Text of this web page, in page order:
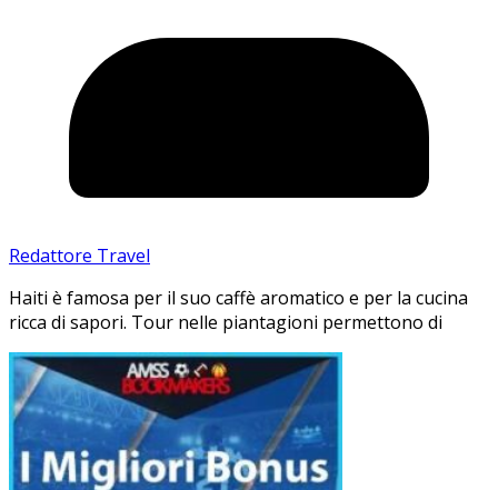
Redattore Travel
Haiti è famosa per il suo caffè aromatico e per la cucina
ricca di sapori. Tour nelle piantagioni permettono di